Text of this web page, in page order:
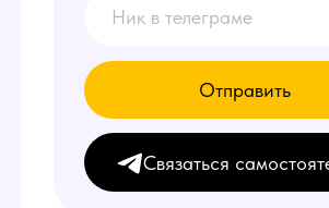
КТО ТАКОЙ
ОПЕРАТОР ЧАТА?